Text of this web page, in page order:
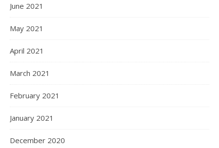
June 2021
May 2021
April 2021
March 2021
February 2021
January 2021
December 2020